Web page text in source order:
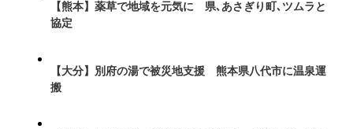
【熊本】薬草で地域を元気に 県､あさぎり町､ツムラと
協定
【大分】別府の湯で被災地支援 熊本県八代市に温泉運
搬